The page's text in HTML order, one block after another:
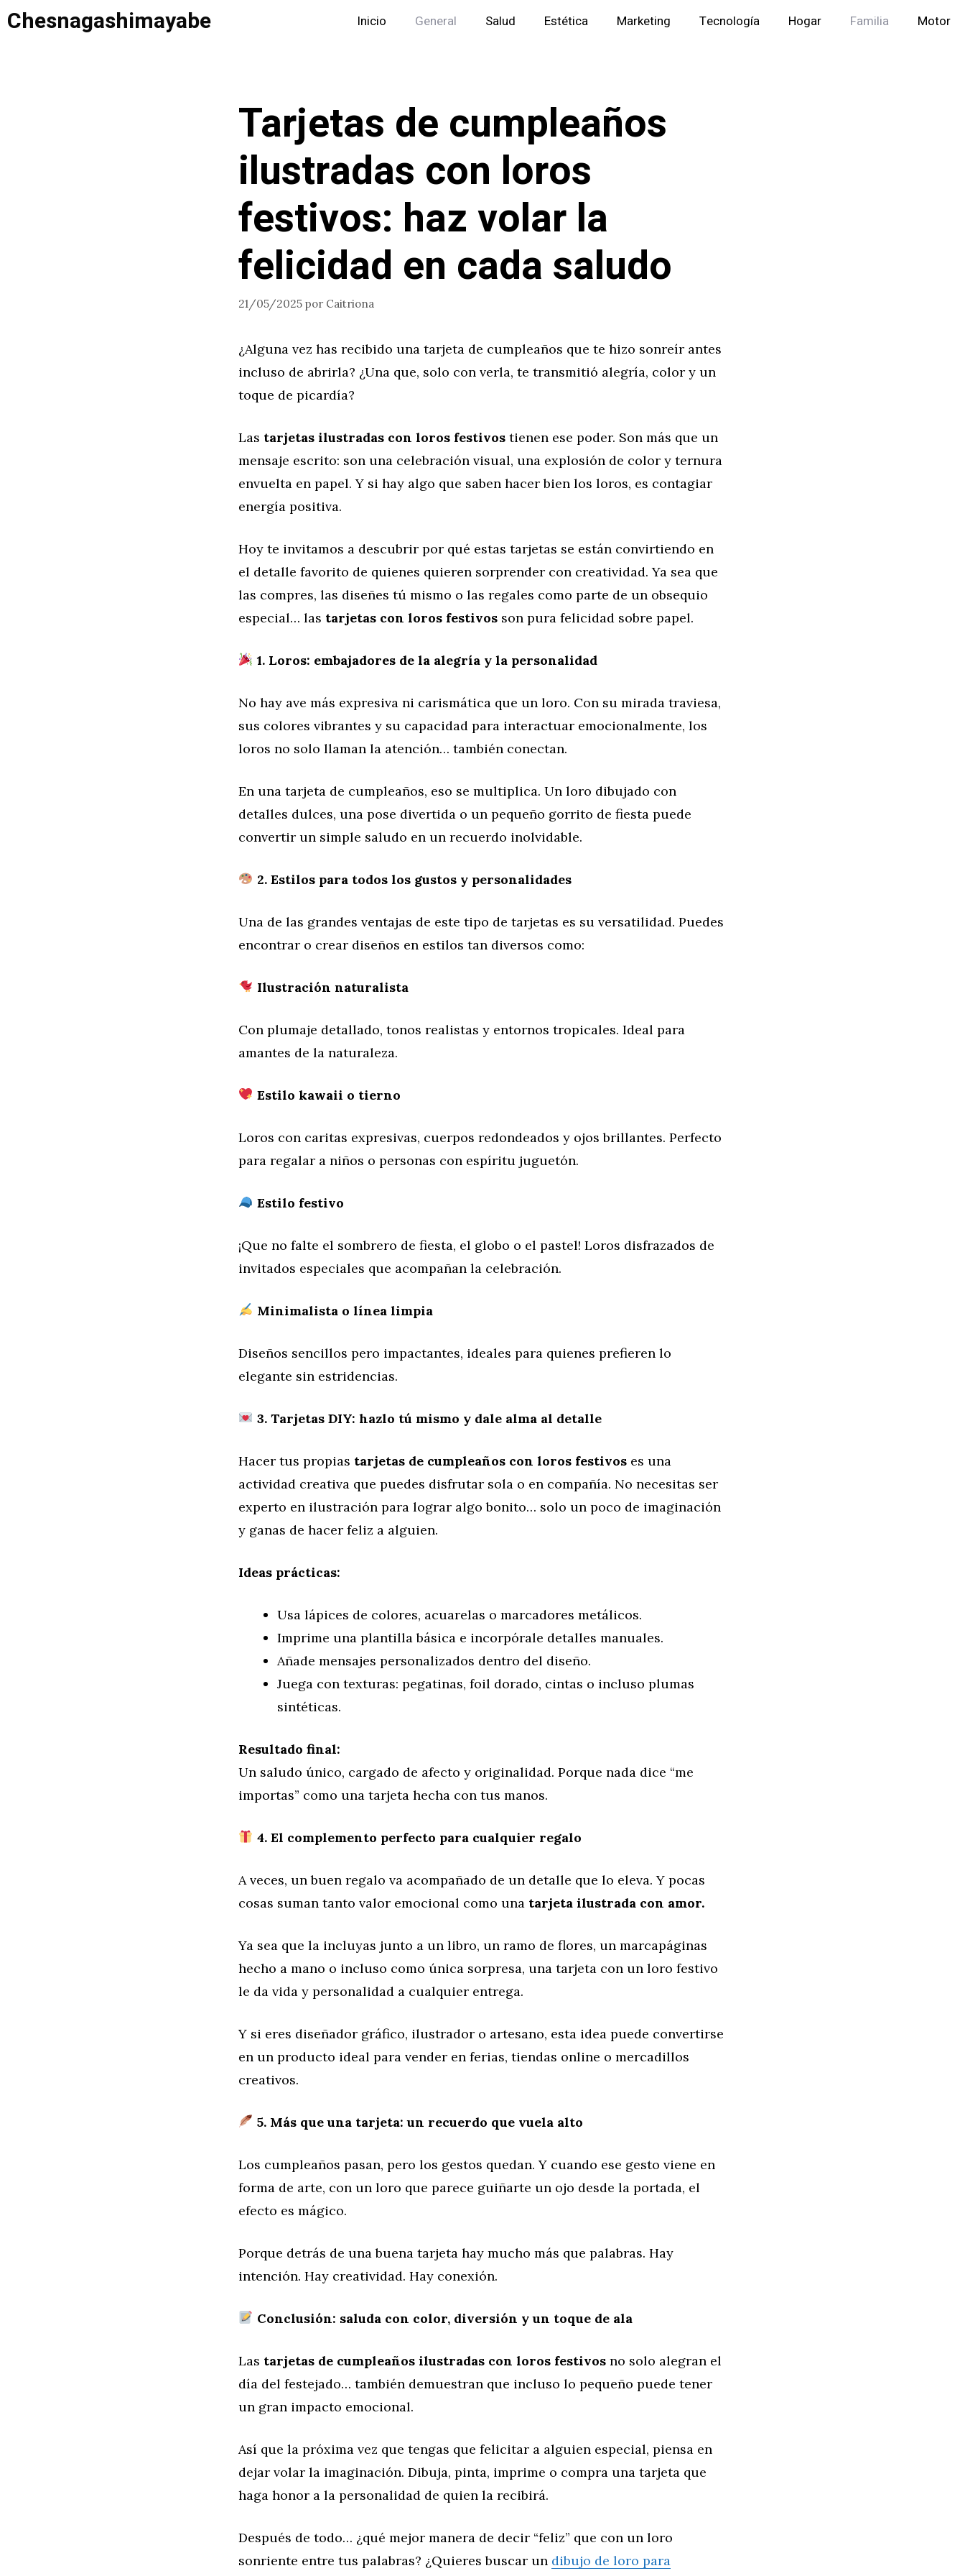
Saltar
Chesnagashimayabe Inicio General Salud Estética Marketing Tecnología Hogar Familia Motor
Tarjetas de cumpleaños
ilustradas con loros
festivos: haz volar la
felicidad en cada saludo
21/05/2025 por Caitriona
¿Alguna vez has recibido una tarjeta de cumpleaños que te hizo sonreír antes
incluso de abrirla? ¿Una que, solo con verla, te transmitió alegría, color y un
toque de picardía?
Las tarjetas ilustradas con loros festivos tienen ese poder. Son más que un
mensaje escrito: son una celebración visual, una explosión de color y ternura
envuelta en papel. Y si hay algo que saben hacer bien los loros, es contagiar
energía positiva.
Hoy te invitamos a descubrir por qué estas tarjetas se están convirtiendo en
el detalle favorito de quienes quieren sorprender con creatividad. Ya sea que
las compres, las diseñes tú mismo o las regales como parte de un obsequio
especial… las tarjetas con loros festivos son pura felicidad sobre papel.
1. Loros: embajadores de la alegría y la personalidad
No hay ave más expresiva ni carismática que un loro. Con su mirada traviesa,
sus colores vibrantes y su capacidad para interactuar emocionalmente, los
loros no solo llaman la atención… también conectan.
En una tarjeta de cumpleaños, eso se multiplica. Un loro dibujado con
detalles dulces, una pose divertida o un pequeño gorrito de fiesta puede
convertir un simple saludo en un recuerdo inolvidable.
2. Estilos para todos los gustos y personalidades
Una de las grandes ventajas de este tipo de tarjetas es su versatilidad. Puedes
encontrar o crear diseños en estilos tan diversos como:
Ilustración naturalista
Con plumaje detallado, tonos realistas y entornos tropicales. Ideal para
amantes de la naturaleza.
Estilo kawaii o tierno
Loros con caritas expresivas, cuerpos redondeados y ojos brillantes. Perfecto
para regalar a niños o personas con espíritu juguetón.
Estilo festivo
¡Que no falte el sombrero de fiesta, el globo o el pastel! Loros disfrazados de
invitados especiales que acompañan la celebración.
Minimalista o línea limpia
Diseños sencillos pero impactantes, ideales para quienes prefieren lo
elegante sin estridencias.
3. Tarjetas DIY: hazlo tú mismo y dale alma al detalle
Hacer tus propias tarjetas de cumpleaños con loros festivos es una
actividad creativa que puedes disfrutar sola o en compañía. No necesitas ser
experto en ilustración para lograr algo bonito… solo un poco de imaginación
y ganas de hacer feliz a alguien.
Ideas prácticas:
Usa lápices de colores, acuarelas o marcadores metálicos.
Imprime una plantilla básica e incorpórale detalles manuales.
Añade mensajes personalizados dentro del diseño.
Juega con texturas: pegatinas, foil dorado, cintas o incluso plumas
sintéticas.
Resultado final:
Un saludo único, cargado de afecto y originalidad. Porque nada dice “me
importas” como una tarjeta hecha con tus manos.
4. El complemento perfecto para cualquier regalo
A veces, un buen regalo va acompañado de un detalle que lo eleva. Y pocas
cosas suman tanto valor emocional como una tarjeta ilustrada con amor.
Ya sea que la incluyas junto a un libro, un ramo de flores, un marcapáginas
hecho a mano o incluso como única sorpresa, una tarjeta con un loro festivo
le da vida y personalidad a cualquier entrega.
Y si eres diseñador gráfico, ilustrador o artesano, esta idea puede convertirse
en un producto ideal para vender en ferias, tiendas online o mercadillos
creativos.
5. Más que una tarjeta: un recuerdo que vuela alto
Los cumpleaños pasan, pero los gestos quedan. Y cuando ese gesto viene en
forma de arte, con un loro que parece guiñarte un ojo desde la portada, el
efecto es mágico.
Porque detrás de una buena tarjeta hay mucho más que palabras. Hay
intención. Hay creatividad. Hay conexión.
Conclusión: saluda con color, diversión y un toque de ala
Las tarjetas de cumpleaños ilustradas con loros festivos no solo alegran el
día del festejado… también demuestran que incluso lo pequeño puede tener
un gran impacto emocional.
Así que la próxima vez que tengas que felicitar a alguien especial, piensa en
dejar volar la imaginación. Dibuja, pinta, imprime o compra una tarjeta que
haga honor a la personalidad de quien la recibirá.
Después de todo… ¿qué mejor manera de decir “feliz” que con un loro
sonriente entre tus palabras? ¿Quieres buscar un dibujo de loro para